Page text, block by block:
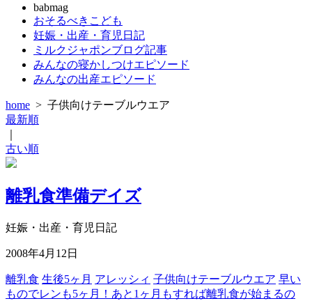
babmag
おそるべきこども
妊娠・出産・育児日記
ミルクジャポンブログ記事
みんなの寝かしつけエピソード
みんなの出産エピソード
home > 子供向けテーブルウエア
最新順
古い順
離乳食準備デイズ
妊娠・出産・育児日記
2008年4月12日
離乳食 生後5ヶ月 アレッシィ 子供向けテーブルウエア 早い
ものでレンも5ヶ月！あと1ヶ月もすれば離乳食が始まるの